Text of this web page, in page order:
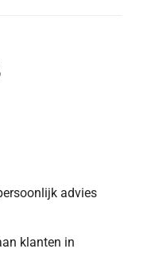
advies
klanten in